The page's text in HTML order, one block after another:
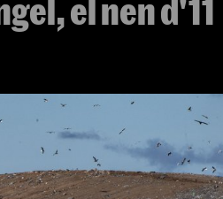
el nen d'11